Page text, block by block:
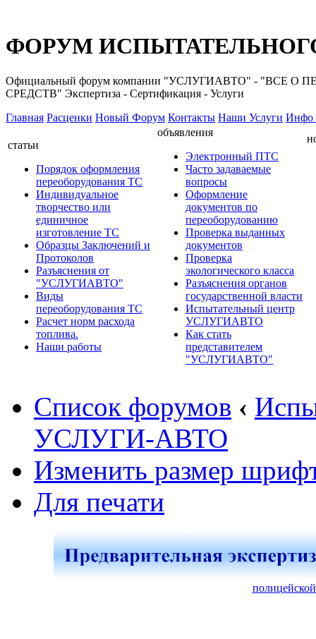
ФОРУМ
Официальный форум компании "УСЛУГИАВТО" -
СРЕДСТВ" Экспертиза - Сертификация - Услуги
Главная Расценки Новый Форум Контакты Наши Услуги Инфо
статьи
Порядок оформления
переоборудования ТС
Индивидуальное
творчество или
единичное
изготовление ТС
Образцы Заключений и
Протоколов
Разъяснения от
"УСЛУГИАВТО"
Виды
переоборудования ТС
Расчет норм расхода
топлива.
Наши работы
объявления
Электронный ПТС
Часто задаваемые
вопросы
Оформление
документов по
переоборудованию
Проверка выданных
документов
Проверка
экологического класса
Разъяснения органов
государственной власти
Испытательный центр
УСЛУГИАВТО
Как стать
представителем
"УСЛУГИАВТО"
Список форумов ‹
УСЛУГИ-АВТО
Изменить размер
Для печати